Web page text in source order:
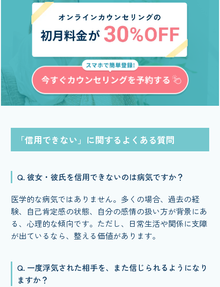
「信用できない」に関するよくある質問
Q. 彼女・彼氏を信用できないのは病気ですか？
医学的な病気ではありません。多くの場合、過去の経
験、自己肯定感の状態、自分の感情の扱い方が背景にあ
る、心理的な傾向です。ただし、日常生活や関係に支障
が出ているなら、整える価値があります。
Q. 一度浮気された相手を、また信じられるようになり
ますか？